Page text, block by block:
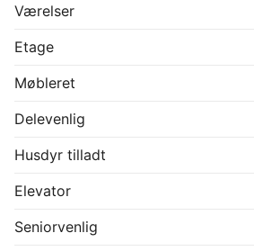
Billederne er af en lignede lejlighed.
Værelser
Etage
Møbleret
Delevenlig
Husdyr tilladt
Elevator
Seniorvenlig